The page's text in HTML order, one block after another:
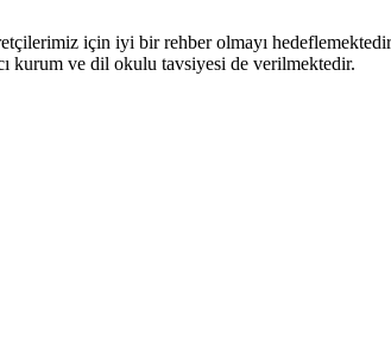
için iyi bir rehber olmayı
kurum ve dil okulu tavsiyesi de verilmektedir.